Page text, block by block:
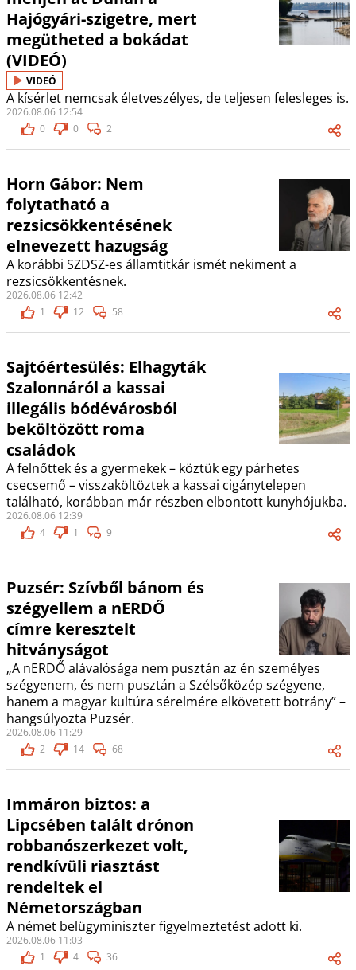
Hajógyári-szigetre, mert
megütheted a bokádat
(VIDEÓ)
VIDEÓ
A kísérlet nemcsak életveszélyes, de teljesen felesleges is.
2026.08.06 12:54
0
0 2
Horn Gábor: Nem
folytatható a
rezsicsökkentésének
elnevezett hazugság
A korábbi SZDSZ-es államtitkár ismét nekiment a
rezsicsökkentésnek.
2026.08.06 12:42
1
12 58
Sajtóértesülés: Elhagyták
Szalonnáról a kassai
illegális bódévárosból
beköltözött roma
családok
A felnőttek és a gyermekek – köztük egy párhetes
csecsemő – visszaköltöztek a kassai cigánytelepen
található, korábban már részben elbontott kunyhójukba.
2026.08.06 12:39
4
1 9
Puzsér: Szívből bánom és
szégyellem a nERDŐ
címre keresztelt
hitványságot
„A nERDŐ alávalósága nem pusztán az én személyes
szégyenem, és nem pusztán a Szélsőközép szégyene,
hanem a magyar kultúra sérelmére elkövetett botrány” –
hangsúlyozta Puzsér.
2026.08.06 11:29
2
14 68
Immáron biztos: a
Lipcsében talált drónon
robbanószerkezet volt,
rendkívüli riasztást
rendeltek el
Németországban
A német belügyminiszter figyelmeztetést adott ki.
2026.08.06 11:03
1
4 36